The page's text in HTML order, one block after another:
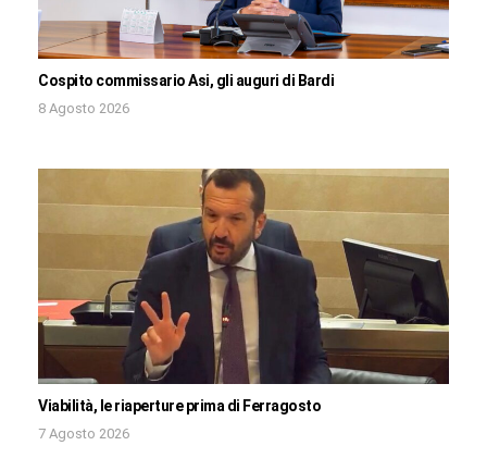
Cospito commissario Asi, gli auguri di Bardi
8 Agosto 2026
Viabilità, le riaperture prima di Ferragosto
7 Agosto 2026